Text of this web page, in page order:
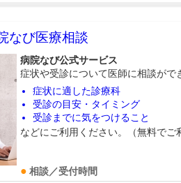
なび医療相談
病院なび公式サービス
症状や受診について医師に相談がで
症状に適した診療科
受診の目安・タイミング
受診までに気をつけること
などにご利用ください。（無料でご
相談／受付時間